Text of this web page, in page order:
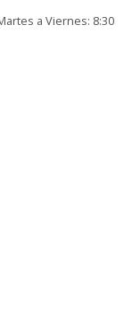
a Viernes: 8:30